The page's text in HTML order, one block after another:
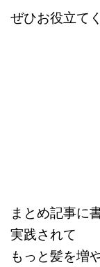
ぜひお役立て
まとめ記事に
実践されて
もっと髪を増